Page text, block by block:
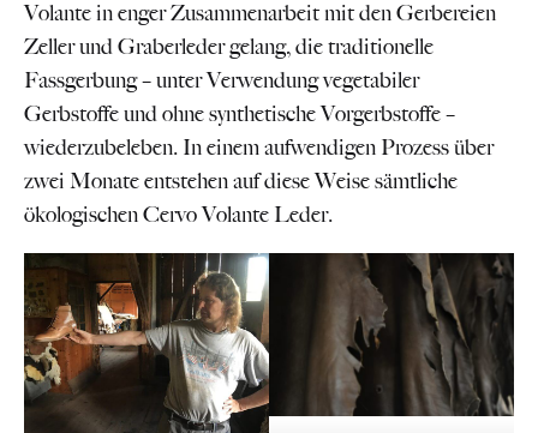
Volante in enger Zusammenarbeit mit den Gerbereien
Zeller und Graberleder gelang, die traditionelle
Fassgerbung – unter Verwendung vegetabiler
Gerbstoffe und ohne synthetische Vorgerbstoffe –
wiederzubeleben. In einem aufwendigen Prozess über
zwei Monate entstehen auf diese Weise sämtliche
ökologischen Cervo Volante Leder.